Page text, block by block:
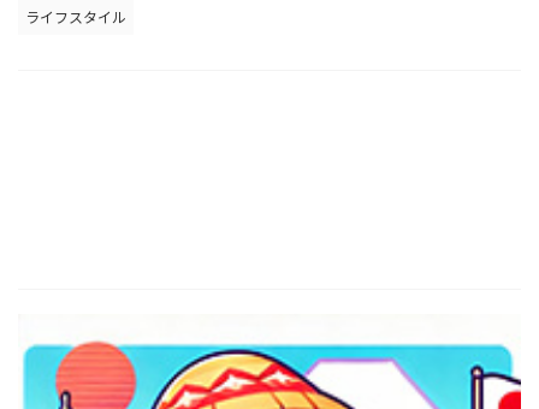
ライフスタイル